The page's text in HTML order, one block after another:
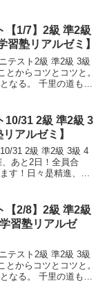
えよう！
【1/7】2級 準2級
習塾リアルゼミ】
テスト2級 準2級 3級
とからコツとコツと。
なる。 千里の道も一
具合が合否...
10/31 2級 準2級 3
アルゼミ】
31 2級 準2級 3級 4
あと2日！全員合
す！日々是精進、継
【2/8】2級 準2級
習塾リアルゼ
テスト2級 準2級 3級
とからコツとコツと。
なる。 千里の道も一